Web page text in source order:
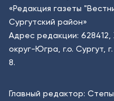
«Редакция газеты
Сургутский район»
Адрес редакции:
округ-Югра, г.о. Сургут,
8.
Главный редактор: